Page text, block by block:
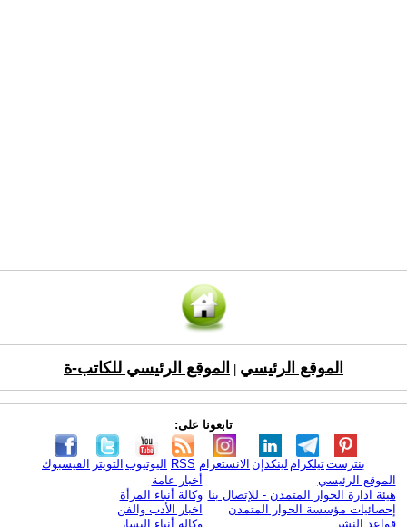
الموقع الرئيسي الموقع الرئيسي للكاتب-ة
تابعونا على:
الفيسبوك التويتر اليوتيوب RSS الانستغرام لينكدإن تيلكرامبنترست
الموقع الرئيسي
هيئة ادارة الحوار المتمدن - للإتصال بنا
إحصائيات مؤسسة الحوار المتمدن
قواعد النشر
أخبار عامة
وكالة أنباء المرأة
اخبار الأدب والفن
وكالة أنباء اليسار